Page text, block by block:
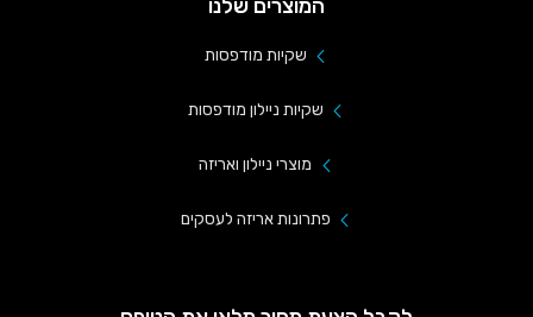
המוצרים שלנו
שקיות מודפסות
שקיות ניילון מודפסות
מוצרי ניילון ואריזה
פתרונות אריזה לעסקים